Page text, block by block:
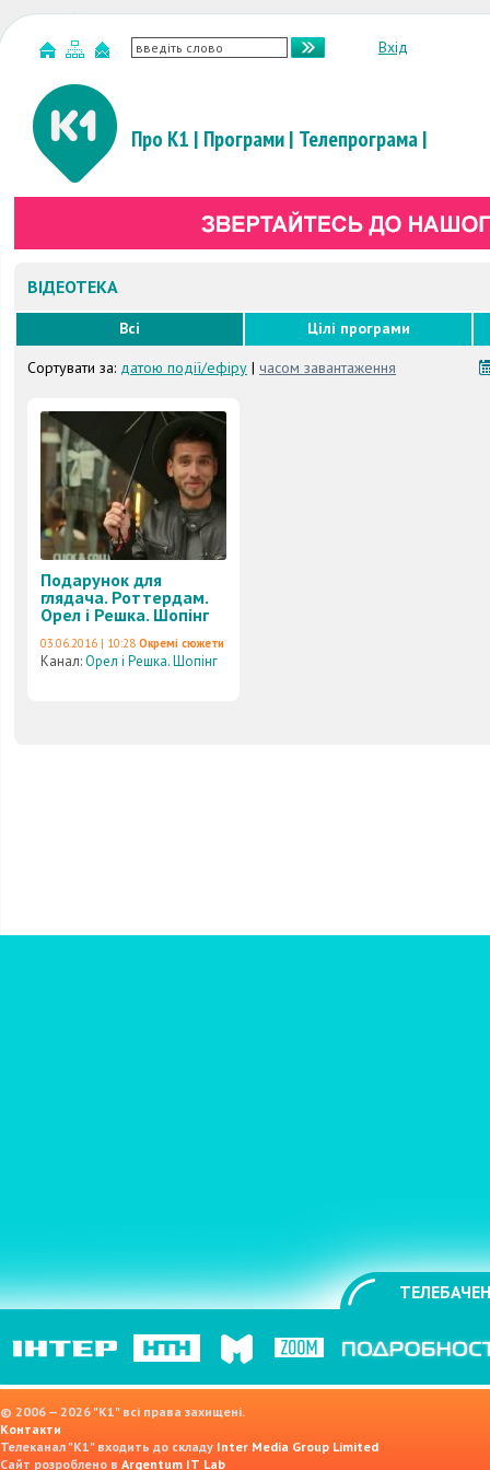
Вхід
Про К1 | Програми| Телепрограма|
ВІДЕОТЕКА
Всі
Цілі програми
Сортувати за: датою події/ефіру | часом завантаження
Подарунок для
глядача. Роттердам.
Орел і Решка. Шопінг
03.06.2016 | 10:28 Окремі сюжети
Канал:Орел і Решка. Шопінг
© 2006 — 2026 "K1" всі права захищені.
Контакти
Телеканал "К1" входить до складу Inter Media Group Limited
Сайт розроблено в Argentum IT Lab